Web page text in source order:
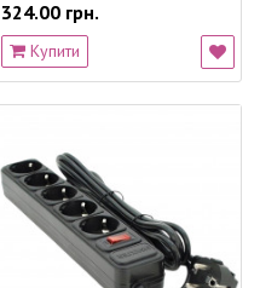
324.00 грн.
Купити